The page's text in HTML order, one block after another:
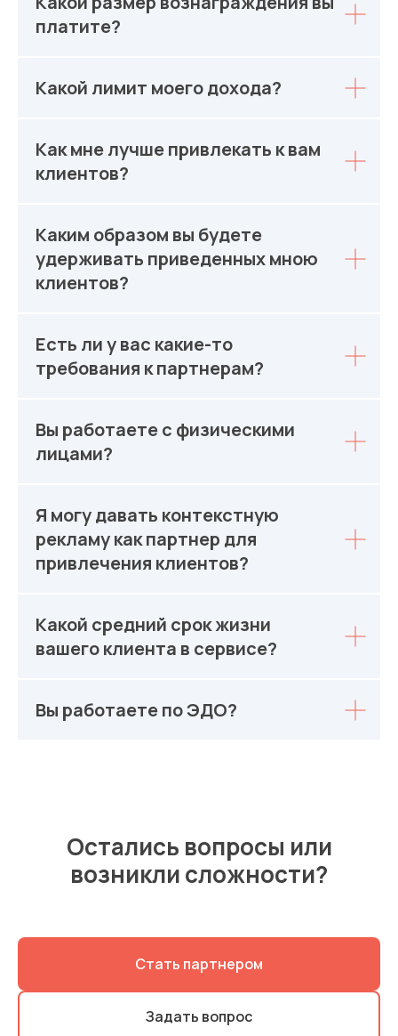
платите?
Какой лимит моего дохода?
Как мне лучше привлекать к вам
клиентов?
Каким образом вы будете
удерживать приведенных мною
клиентов?
Есть ли у вас какие-то
требования к партнерам?
Вы работаете с физическими
лицами?
Я могу давать контекстную
рекламу как партнер для
привлечения клиентов?
Какой средний срок жизни
вашего клиента в сервисе?
Вы работаете по ЭДО?
Остались вопросы или
возникли сложности?
Стать партнером
Задать вопрос